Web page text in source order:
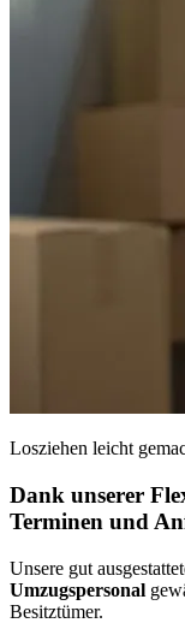
Losziehen leicht
Dank unserer
Terminen und
Unsere gut
Umzugspersonal
Besitztümer.